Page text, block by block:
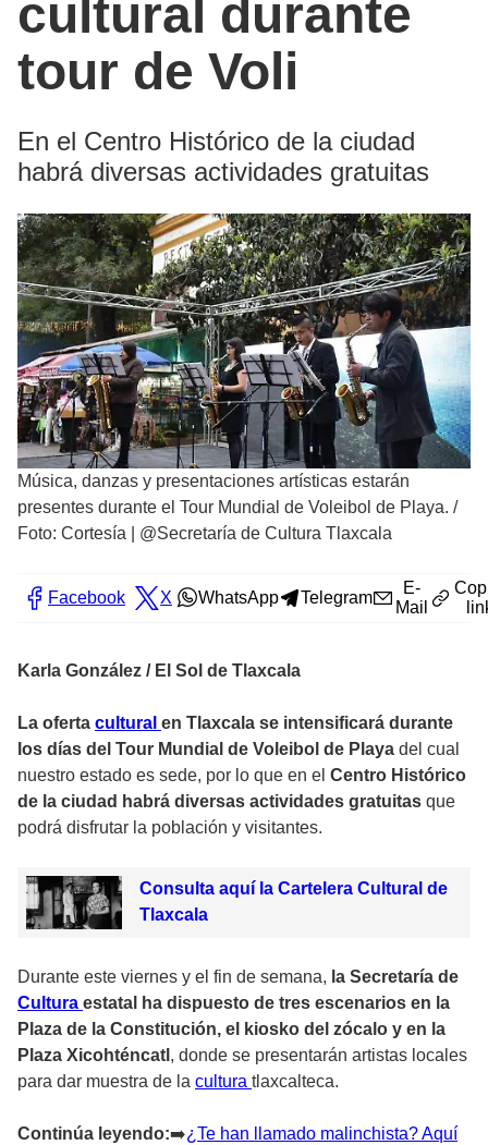
cultural durante
tour de Voli
En el Centro Histórico de la ciudad
habrá diversas actividades gratuitas
Música, danzas y presentaciones artísticas estarán
presentes durante el Tour Mundial de Voleibol de Playa. /
Foto: Cortesía | @Secretaría de Cultura Tlaxcala
Facebook X WhatsApp Telegram
E-
Mail
Karla González / El Sol de Tlaxcala
La oferta cultural en Tlaxcala se intensificará durante
los días del Tour Mundial de Voleibol de Playa del cual
nuestro estado es sede, por lo que en el Centro Histórico
de la ciudad habrá diversas actividades gratuitas que
podrá disfrutar la población y visitantes.
Consulta aquí la Cartelera Cultural de
Tlaxcala
Durante este viernes y el fin de semana, la Secretaría de
Cultura estatal ha dispuesto de tres escenarios en la
Plaza de la Constitución, el kiosko del zócalo y en la
Plaza Xicohténcatl , donde se presentarán artistas locales
para dar muestra de la cultura tlaxcalteca.
Continúa leyendo:➡️¿Te han llamado malinchista? Aquí